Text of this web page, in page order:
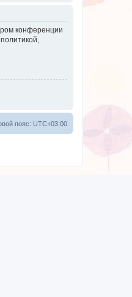
конференции
пояс: UTC+03:00